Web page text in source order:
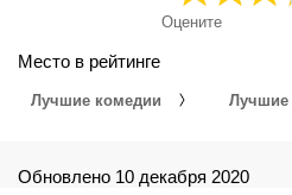
Оцените
Место в рейтинге
Лучшие комедии Лучшие
Обновлено 10 декабря 2020